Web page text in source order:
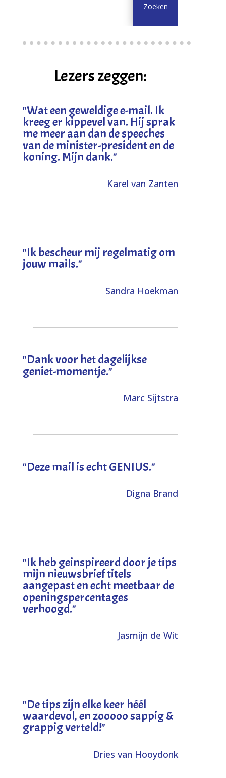
Lezers zeggen:
"Wat een geweldige e-mail. Ik
kreeg er kippevel van. Hij sprak
me meer aan dan de speeches
van de minister-president en de
koning. Mijn dank."
Karel van Zanten
"Ik bescheur mij regelmatig om
jouw mails."
Sandra Hoekman
"Dank voor het dagelijkse
geniet-momentje."
Marc Sijtstra
"Deze mail is echt GENIUS."
Digna Brand
"Ik heb geinspireerd door je tips
mijn nieuwsbrief titels
aangepast en echt meetbaar de
openingspercentages
verhoogd."
Jasmijn de Wit
"De tips zijn elke keer héél
waardevol, en zooooo sappig &
grappig verteld!"
Dries van Hooydonk